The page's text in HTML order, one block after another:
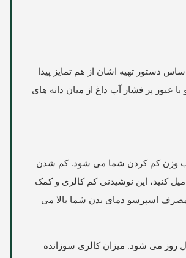
دستور تهیه اشان از هم تمایز پیدا
پر فشار آب داغ از میان دانه های
وزن کم کردن شما می شود. کم شدن
کنید، این نوشیدنی کم کالری و کمک
30 گرم تقریبا سه کالری دارد. پس از مصرف اسپرسو دمای بدن شما بالا می
مصرف 100میلی گرم قهوه سبب سوزاندن حدود 80 تا150 کالری در طول روز می شود. میزان کالری سوزانده